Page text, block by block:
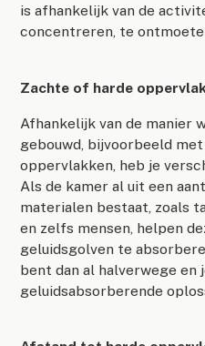
is afhankelijk van de
concentreren, te
Zachte of harde
Afhankelijk van de manier
gebouwd, bijvoorbeeld
oppervlakken, heb je
Als de kamer al uit een
materialen bestaat, zoals
en zelfs mensen, helpen
geluidsgolven te
bent dan al halverwege en
geluidsabsorberende